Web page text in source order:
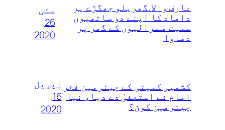
عارف والا.گھریلو جھگڑے پر
داماد کا اپنے دو ساتھیوں
سمیت سسرالیوں کے گھر پر
دھاوا
مئی
26,
2020
کشمیر کمیٹی کے چیئرمین فخر
امام نے استعفیٰ دے دیا، نیا
چیئرمین کون؟
اپریل
16,
2020